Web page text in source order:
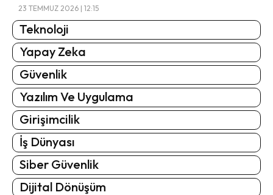
23 TEMMUZ 2026 | 12:15
Teknoloji
Yapay Zeka
Güvenlik
Yazılım Ve Uygulama
Girişimcilik
İş Dünyası
Siber Güvenlik
Dijital Dönüşüm